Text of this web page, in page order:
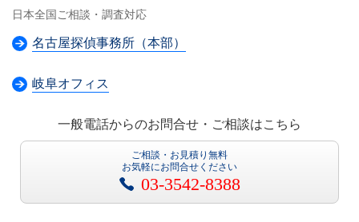
日本全国ご相談・調査対応
名古屋探偵事務所（本部）
岐阜オフィス
一般電話からのお問合せ・ご相談はこちら
ご相談・お見積り無料
お気軽にお問合せください
03-3542-8388